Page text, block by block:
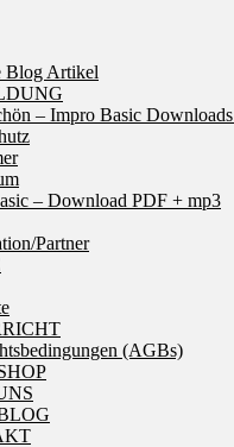
Blog Artikel
– Impro Basic
– Download PDF + mp3
Partner
(AGBs)